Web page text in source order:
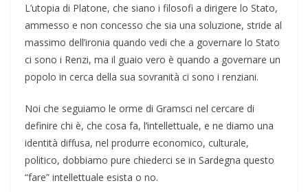
L’utopia di Platone, che siano i filosofi a dirigere lo Stato,
ammesso e non concesso che sia una soluzione, stride al
massimo dell’ironia quando vedi che a governare lo Stato
ci sono i Renzi, ma il guaio vero è quando a governare un
popolo in cerca della sua sovranità ci sono i renziani.
Noi che seguiamo le orme di Gramsci nel cercare di
definire chi è, che cosa fa, l’intellettuale, e ne diamo una
identità diffusa, nel produrre economico, culturale,
politico, dobbiamo pure chiederci se in Sardegna questo
“fare” intellettuale esista o no.